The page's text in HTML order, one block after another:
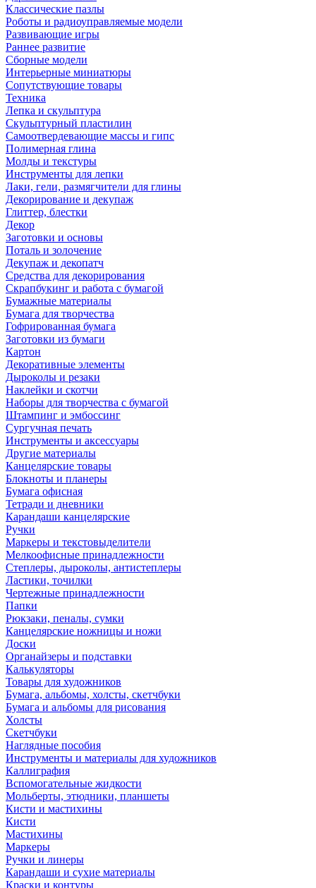
Классические пазлы
Роботы и радиоуправляемые модели
Развивающие игры
Раннее развитие
Сборные модели
Интерьерные миниатюры
Сопутствующие товары
Техника
Лепка и скульптура
Скульптурный пластилин
Самоотвердевающие массы и гипс
Полимерная глина
Молды и текстуры
Инструменты для лепки
Лаки, гели, размягчители для глины
Декорирование и декупаж
Глиттер, блестки
Декор
Заготовки и основы
Поталь и золочение
Декупаж и декопатч
Средства для декорирования
Скрапбукинг и работа с бумагой
Бумажные материалы
Бумага для творчества
Гофрированная бумага
Заготовки из бумаги
Картон
Декоративные элементы
Дыроколы и резаки
Наклейки и скотчи
Наборы для творчества с бумагой
Штампинг и эмбоссинг
Сургучная печать
Инструменты и аксессуары
Другие материалы
Канцелярские товары
Блокноты и планеры
Бумага офисная
Тетради и дневники
Карандаши канцелярские
Ручки
Маркеры и текстовыделители
Мелкоофисные принадлежности
Степлеры, дыроколы, антистеплеры
Ластики, точилки
Чертежные принадлежности
Папки
Рюкзаки, пеналы, сумки
Канцелярские ножницы и ножи
Доски
Органайзеры и подставки
Калькуляторы
Товары для художников
Бумага, альбомы, холсты, скетчбуки
Бумага и альбомы для рисования
Холсты
Скетчбуки
Наглядные пособия
Инструменты и материалы для художников
Каллиграфия
Вспомогательные жидкости
Мольберты, этюдники, планшеты
Кисти и мастихины
Кисти
Мастихины
Маркеры
Ручки и линеры
Карандаши и сухие материалы
Краски и контуры